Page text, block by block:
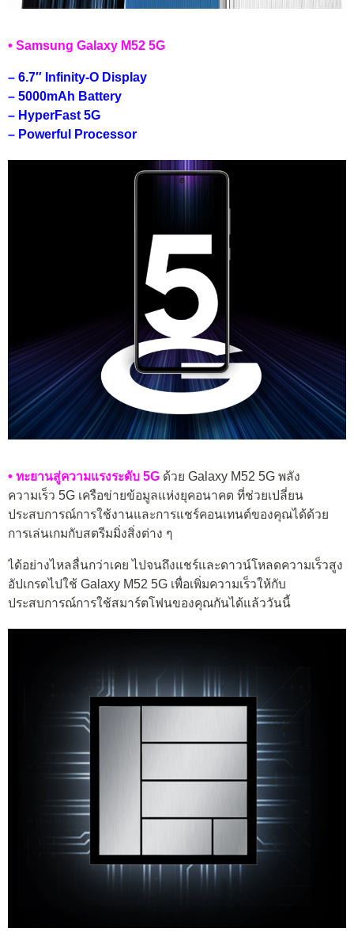
• Samsung Galaxy M52 5G
– 6.7″ Infinity-O Display
– 5000mAh Battery
– HyperFast 5G
– Powerful Processor
• ทะยานสู่ความแรงระดับ 5G ด้วย Galaxy M52 5G พลัง
ความเร็ว 5G เครือข่ายข้อมูลแห่งยุคอนาคต ที่ช่วยเปลี่ยน
ประสบการณ์การใช้งานและการแชร์คอนเทนต์ของคุณได้ด้วย
การเล่นเกมกับสตรีมมิ่งสิ่งต่าง ๆ
ได้อย่างไหลลื่นกว่าเคย ไปจนถึงแชร์และดาวน์โหลดความเร็วสูง
อัปเกรดไปใช้ Galaxy M52 5G เพื่อเพิ่มความเร็วให้กับ
ประสบการณ์การใช้สมาร์ตโฟนของคุณกันได้แล้ววันนี้